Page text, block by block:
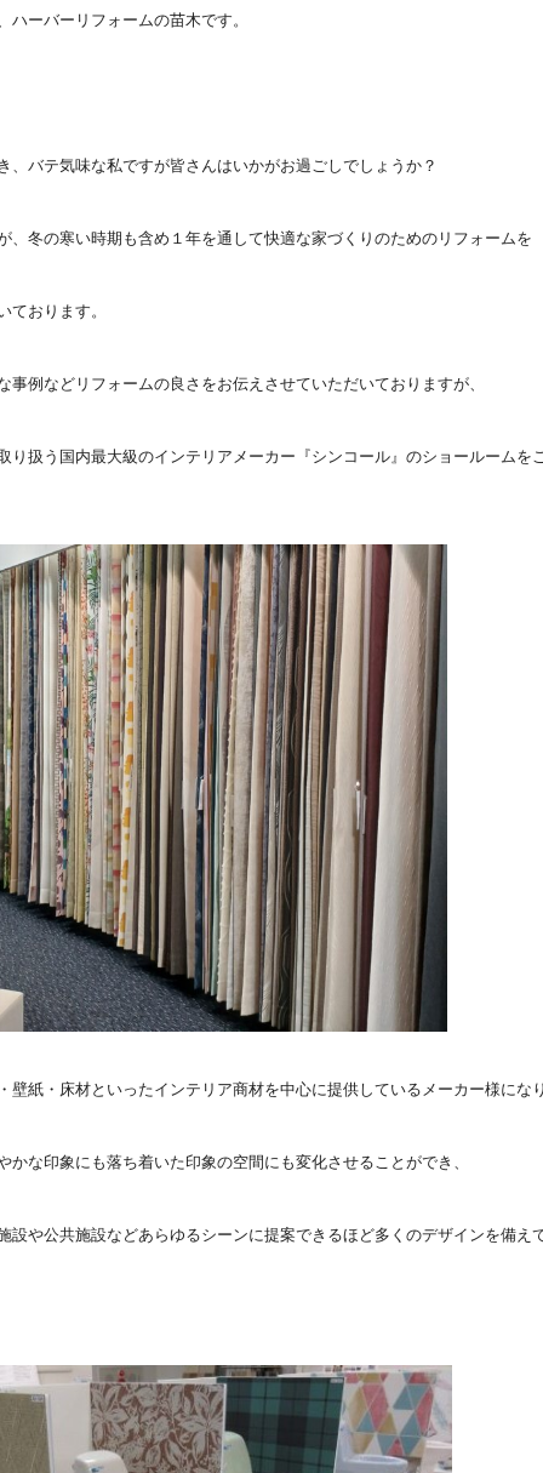
ハーバーリフォームの苗木です。
、バテ気味な私ですが皆さんはいかがお過ごしでしょうか？
、冬の寒い時期も含め１年を通して快適な家づくりのためのリフォームを
ております。
事例などリフォームの良さをお伝えさせていただいておりますが、
り扱う国内最大級のインテリアメーカー『シンコール』のショールームを
壁紙・床材といったインテリア商材を中心に提供しているメーカー様にな
かな印象にも落ち着いた印象の空間にも変化させることができ、
設や公共施設などあらゆるシーンに提案できるほど多くのデザインを備え